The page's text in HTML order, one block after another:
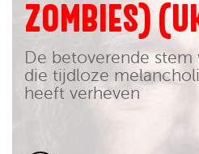
ZOMBIES)
De betoverende stem
die tijdloze
heeft verheven